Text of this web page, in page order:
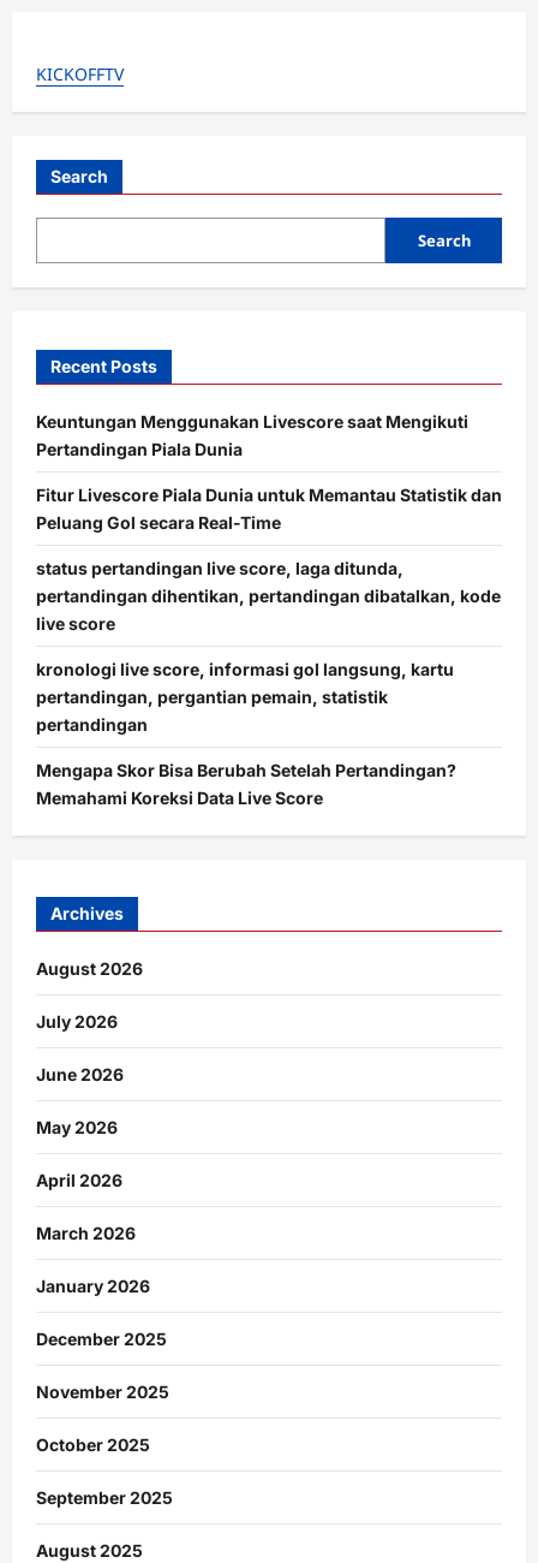
g
o
KICKOFFTV
Search
Search
Recent Posts
Keuntungan Menggunakan Livescore saat Mengikuti
Pertandingan Piala Dunia
Fitur Livescore Piala Dunia untuk Memantau Statistik dan
Peluang Gol secara Real-Time
status pertandingan live score, laga ditunda,
pertandingan dihentikan, pertandingan dibatalkan, kode
live score
kronologi live score, informasi gol langsung, kartu
pertandingan, pergantian pemain, statistik
pertandingan
Mengapa Skor Bisa Berubah Setelah Pertandingan?
Memahami Koreksi Data Live Score
Archives
August 2026
July 2026
June 2026
May 2026
April 2026
March 2026
January 2026
December 2025
November 2025
October 2025
September 2025
August 2025